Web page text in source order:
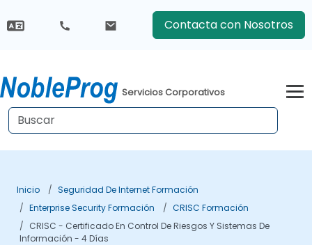
Contacta con Nosotros
Servicios Corporativos
Inicio
Seguridad De Internet Formación
Enterprise Security Formación
CRISC Formación
CRISC - Certificado En Control De Riesgos Y Sistemas De
Información - 4 Días